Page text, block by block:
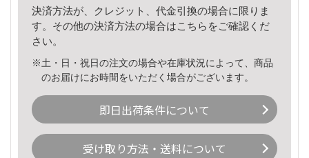
決済方法が、クレジット、代金引換の場合に限りま
す。その他の決済方法の場合はこちら をご確認くだ
さい。
※土・日・祝日の注文の場合や在庫状況によって、商品
のお届けにお時間をいただく場合がございます。
即日出荷条件について
受け取り方法・送料について